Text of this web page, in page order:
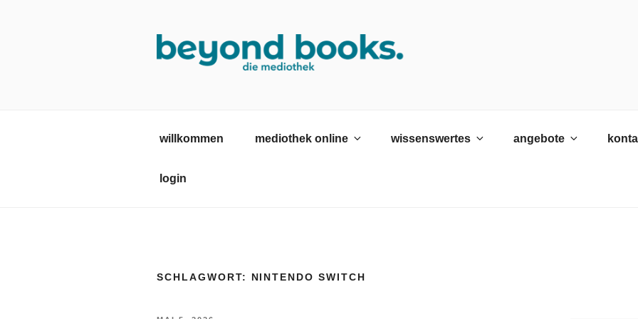
willkommen mediothek online wissenswertes angebote
login
SCHLAGWORT: NINTENDO SWITCH